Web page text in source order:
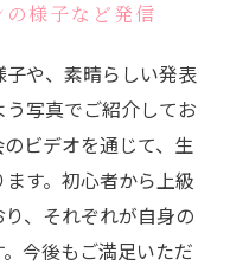
様子など発信
や、素晴らしい発表
写真でご紹介してお
ビデオを通じて、生
す。初心者から上級
、それぞれが自身の
今後もご満足いただ